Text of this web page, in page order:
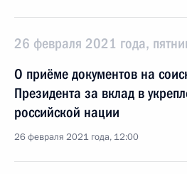
26 февраля 2021 года,
О приёме документов на
Президента за вклад в
российской нации
26 февраля 2021 года, 12:00